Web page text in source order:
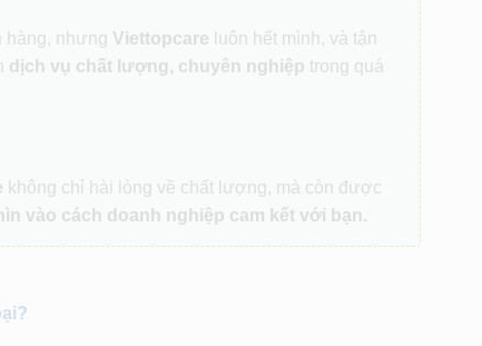
hàng, nhưng Viettopcare luôn hết mình, và tận
dịch vụ chất lượng, chuyên nghiệp trong quá
không chỉ hài lòng về chất lượng, mà còn được
vào cách doanh nghiệp cam kết với bạn.